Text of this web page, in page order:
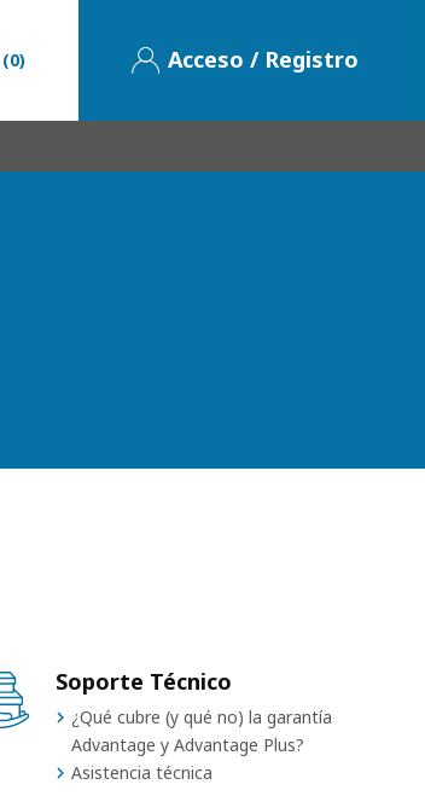
(0) Acceso / Registro
Soporte Técnico
¿Qué cubre (y qué no) la garantía
Advantage y Advantage Plus?
Asistencia técnica